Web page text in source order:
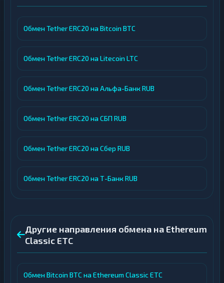
Обмен Tether ERC20 на Bitcoin BTC
Обмен Tether ERC20 на Litecoin LTC
Обмен Tether ERC20 на Альфа-Банк RUB
Обмен Tether ERC20 на СБП RUB
Обмен Tether ERC20 на Сбер RUB
Обмен Tether ERC20 на Т-Банк RUB
Другие направления обмена на Ethereum
Classic ETC
Обмен Bitcoin BTC на Ethereum Classic ETC